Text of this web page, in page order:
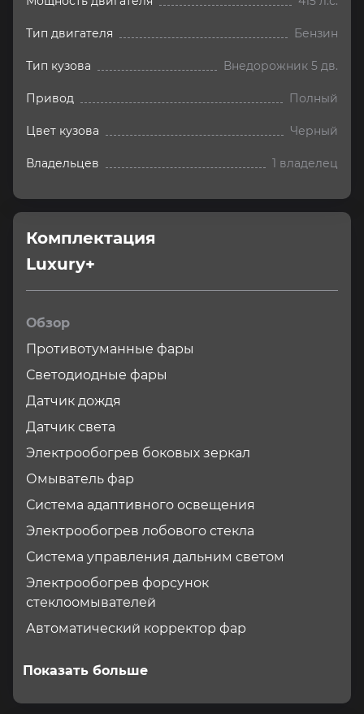
Тип двигателя Бензин
Тип кузова Внедорожник 5 дв.
Привод Полный
Цвет кузова Черный
Владельцев 1 владелец
Комплектация
Luxury+
Обзор
Противотуманные фары
Светодиодные фары
Датчик дождя
Датчик света
Электрообогрев боковых зеркал
Омыватель фар
Система адаптивного освещения
Электрообогрев лобового стекла
Система управления дальним светом
Электрообогрев форсунок
стеклоомывателей
Автоматический корректор фар
Показать больше